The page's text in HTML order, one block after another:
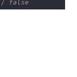
false